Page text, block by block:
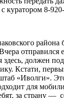
с куратором 8-
здесь, должен
Кстати,
«Иволги».
для
за страну —